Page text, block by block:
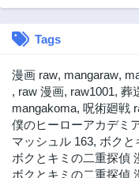
Tags
漫画 raw, mangaraw,
, raw 漫画, raw1001, 葬
mangakoma, 呪術廻戦
僕のヒーローアカデミ
マッシュル 163, ボクと
ボクとキミの二重探偵
ボクとキミの二重探偵